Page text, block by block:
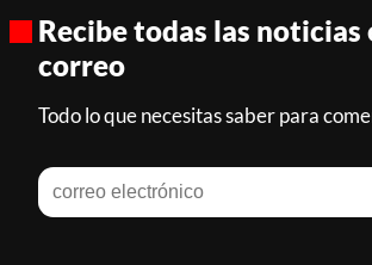
Recibe todas las noticias
correo
Todo lo que necesitas saber para